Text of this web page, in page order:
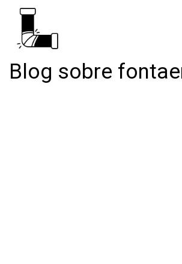
Blog sobre